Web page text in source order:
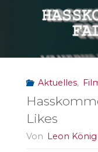
Aktuelles,
Likes
Von Leon König